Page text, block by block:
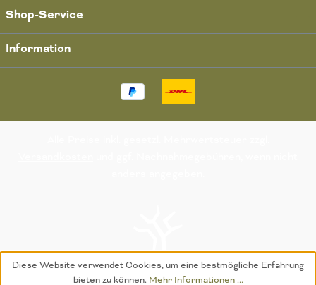
Shop-Service
Information
Diese Website verwendet Cookies, um eine bestmögliche Erfahrung
bieten zu können. Mehr Informationen ...